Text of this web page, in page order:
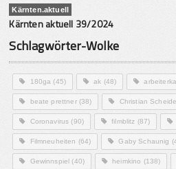
Kärnten.aktuell
Kärnten aktuell 39/2024
Schlagwörter-Wolke
180ga (45) ak (48)
beate prettner(38) Christian
Coronavirus (90) filmblitz (87)
Filmneuheiten (64) Gaby Schaunig
Gewinnspiel (40) heimkino (138)